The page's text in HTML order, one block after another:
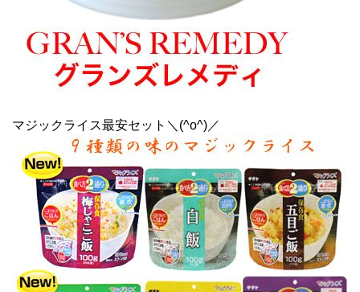
マジックライス最安セット＼(^o^)／